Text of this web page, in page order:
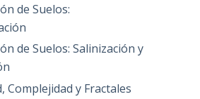
de Suelos:
de Suelos: Salinización y
Complejidad y Fractales